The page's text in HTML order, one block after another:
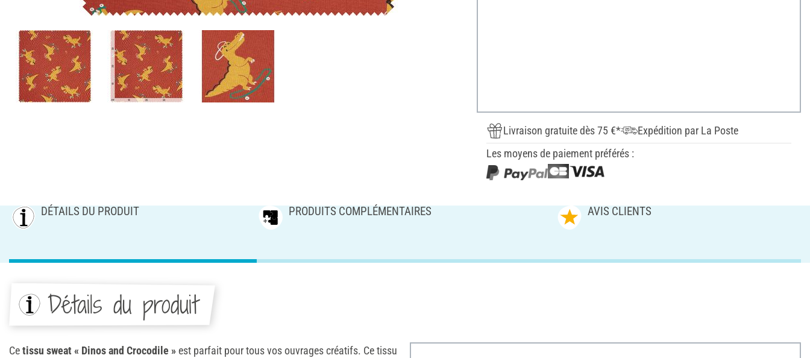
Livraison gratuite dès 75 €*
Expédition par La Poste
Les moyens de paiement préférés :
DÉTAILS DU PRODUIT PRODUITS COMPLÉMENTAIRES AVIS CLIENTS
Détails du produit
Cetissu sweat « Dinos and Crocodile » est parfait pour tous vos ouvrages créatifs. Ce tissu